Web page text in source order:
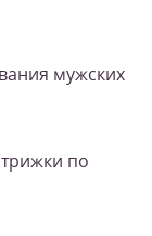
мужских
по